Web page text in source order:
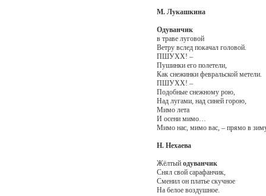
М. Лукашкина
Одуванчик
в траве луговой
Ветру вслед покачал головой.
ПШУХХ! –
Пушинки его полетели,
Как снежинки февральской метели.
ПШУХХ! –
Подобные снежному рою,
Над лугами, над синей горою,
Мимо лета
И осени мимо…
Мимо нас, мимо вас, – прямо в
Н. Нехаева
Жёлтый одуванчик
Снял свой сарафанчик,
Сменил он платье скучное
На белое воздушное.